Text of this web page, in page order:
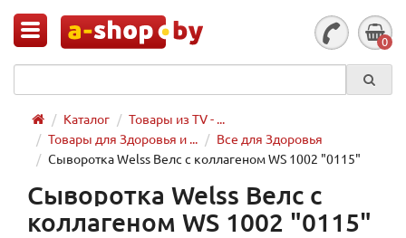
0
Каталог
Товары из TV - ...
Товары для Здоровья и ...
Все для Здоровья
Сыворотка Welss Велс с коллагеном WS 1002 "0115"
Сыворотка Welss Велс с
коллагеном WS 1002 "0115"